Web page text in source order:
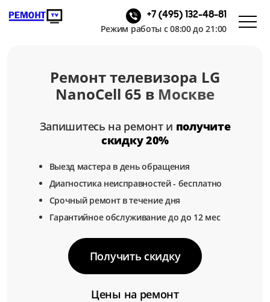
+7 (495) 132-48-81
Режим работы с 08:00 до 21:00
Ремонт телевизора LG
NanoCell 65 в Москве
Запишитесь на ремонт и получите
скидку 20%
Выезд мастера в день обращения
Диагностика неисправностей - бесплатно
Срочный ремонт в течение дня
Гарантийное обслуживание до до 12 мес
Получить скидку
Цены на ремонт